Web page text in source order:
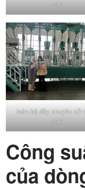
gạo
toàn bộ dây chuyền xử
gạo
Công
của